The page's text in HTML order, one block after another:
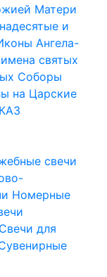
Матери
и
Ангела-
святых
Соборы
на Царские
свечи
Номерные
Свечи для